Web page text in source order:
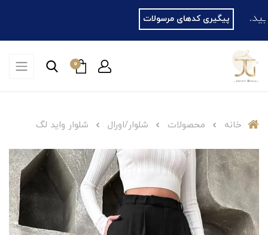
پیگیری کدهای مرسولات
0
خانه محصولات شلوار/اورال شلوار واید لگ